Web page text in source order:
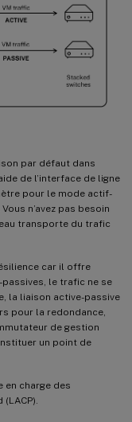
par défaut dans
de l’interface de ligne
pour le mode actif-
n’avez pas besoin
transporte du trafic
car il offre
le trafic ne se
la liaison active-passive
pour la redondance,
de gestion
un point de
en charge des